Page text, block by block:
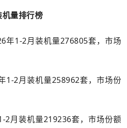
量排行榜
年1-2月装机量276805套，市场
1-2月装机量258962套，市场份
2月装机量219236套，市场份额